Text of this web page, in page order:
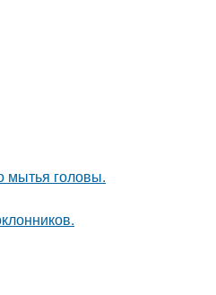
мытья головы.